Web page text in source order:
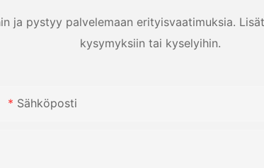
ja pystyy palvelemaan erityisvaatimuksia.
kysymyksiin tai kyselyihin.
Sähköposti